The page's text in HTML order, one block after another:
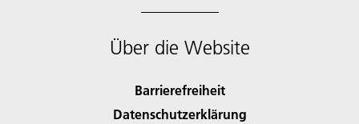
Über die Website
Barrierefreiheit
Datenschutzerklärung